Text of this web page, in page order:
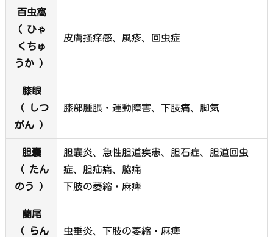
百虫窩
( ひゃ
くちゅ
うか ）
皮膚掻痒感、風疹、回虫症
膝眼
（ しつ
がん ）
膝部腫脹・運動障害、下肢痛、脚気
胆嚢
（ たん
のう ）
胆嚢炎、急性胆道疾患、胆石症、胆道回虫
症、胆疝痛、脇痛
下肢の萎縮・麻痺
蘭尾
（ らん
虫垂炎、下肢の萎縮・麻痺